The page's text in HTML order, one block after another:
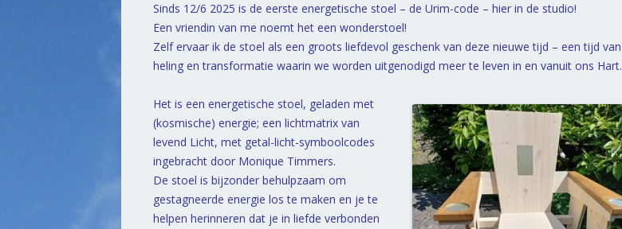
Sinds 12/6 2025 is de eerste energetische stoel – de Urim-code – hier in de studio!
Een vriendin van me noemt het een wonderstoel!
Zelf ervaar ik de stoel als een groots liefdevol geschenk van deze nieuwe tijd – een tijd van
heling en transformatie waarin we worden uitgenodigd meer te leven in en vanuit ons Hart.
Het is een energetische stoel, geladen met
(kosmische) energie; een lichtmatrix van
levend Licht, met getal-licht-symboolcodes
ingebracht door Monique Timmers.
De stoel is bijzonder behulpzaam om
gestagneerde energie los te maken en je te
helpen herinneren dat je in liefde verbonden